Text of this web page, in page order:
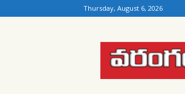
Thursday, August 6, 2026